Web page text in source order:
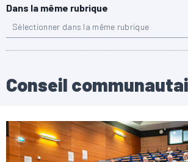
Dans la même rubrique
Sélectionner dans la même rubrique
Conseil